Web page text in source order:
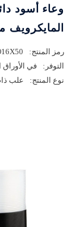
وعاء أسود
المايكرويف
رمز المنتج:
التوفر:
في الأوراق
نوع المنتج:
علب